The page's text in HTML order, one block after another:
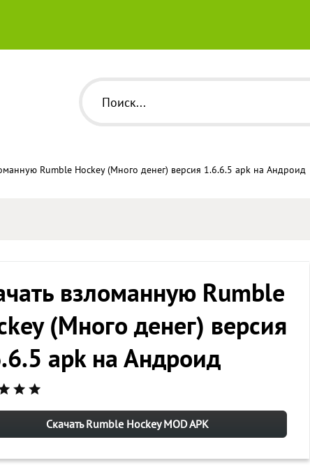
Rumble Hockey (Много денег) версия 1.6.6.5 apk на Андроид
взломанную Rumble
(Много денег) версия
apk на Андроид
Скачать Rumble Hockey MOD APK